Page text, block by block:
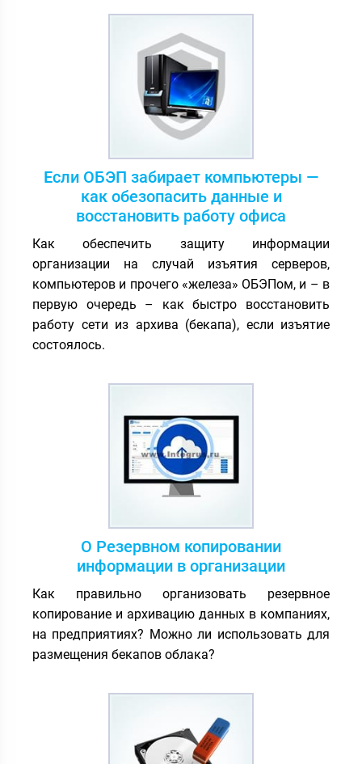
Если ОБЭП забирает компьютеры —
как обезопасить данные и
восстановить работу офиса
Как обеспечить защиту информации
организации на случай изъятия серверов,
компьютеров и прочего «железа» ОБЭПом, и – в
первую очередь – как быстро восстановить
работу сети из архива (бекапа), если изъятие
состоялось.
О Резервном копировании
информации в организации
Как правильно организовать резервное
копирование и архивацию данных в компаниях,
на предприятиях? Можно ли использовать для
размещения бекапов облака?